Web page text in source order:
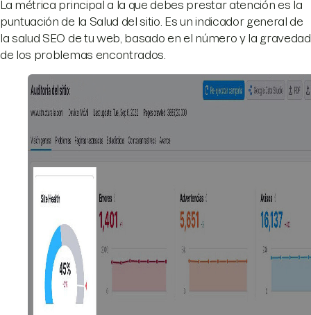
La métrica principal a la que debes prestar atención es la
puntuación de la Salud del sitio. Es un indicador general de
la salud SEO de tu web, basado en el número y la gravedad
de los problemas encontrados.